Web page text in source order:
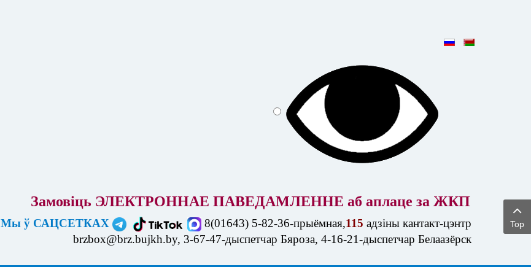
Замовіць ЭЛЕКТРОННАЕ ПАВЕДАМЛЕННЕ аб аплаце за ЖКП
Мы ў САЦСЕТКАХ 8(01643) 5-82-36-прыёмная,115 адзіны кантакт-цэнтр
brzbox@brz.bujkh.by, 3-67-47-дыспетчар Бяроза, 4-16-21-дыспетчар Белаазёрск
Top